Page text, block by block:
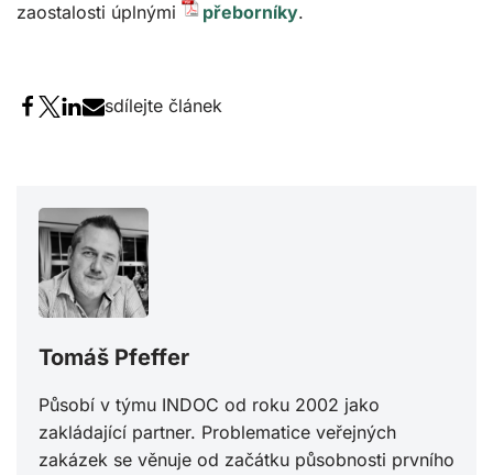
zaostalosti úplnými
přeborníky.
sdílejte článek
Tomáš Pfeffer
Působí v týmu INDOC od roku 2002 jako
zakládající partner. Problematice veřejných
zakázek se věnuje od začátku působnosti prvního